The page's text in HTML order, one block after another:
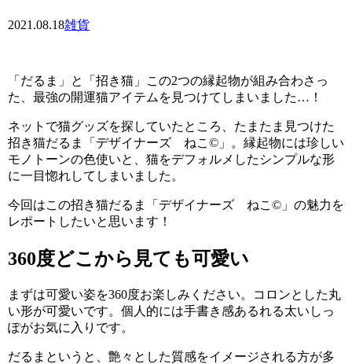
2021.08.18雑貨
「だるま」と「招き猫」この2つの縁起物が組み合わさっ
た、最強の開運猫アイテムを見つけてしまいました…！
ネットで猫グッズを探していたところ、たまたま見つけた
招き猫だるま「デザイナーズ ねこ©」。縁起物には珍しい
モノトーンの色使いと、猫をデフォルメしたシンプルな形
に一目惚れしてしまいました。
今回はこの招き猫だるま「デザイナーズ ねこ©」の魅力を
レポートしたいと思います！
360度どこから見ても可愛い
まずは可愛い姿を360度お楽しみください。コロンとした丸
い形が可愛いです。個人的には手書き感あるれる太いしっ
ぽがお気に入りです。
だるまというと、艶々とした質感をイメージされる方が多